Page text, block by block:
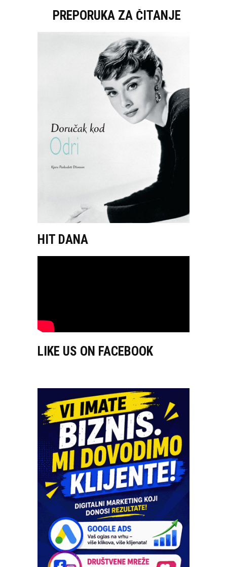
PREPORUKA ZA ČITANJE
HIT DANA
LIKE US ON FACEBOOK